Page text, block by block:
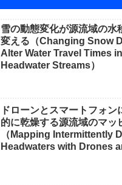
雪の動態変化が源流域の水
変える（Changing Snow
Alter Water Travel Times in
Headwater Streams）
ドローンとスマートフォン
的に乾燥する源流域のマッ
（Mapping Intermittently
Headwaters with Drones